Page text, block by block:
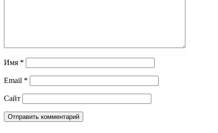
Имя *
Email *
Сайт